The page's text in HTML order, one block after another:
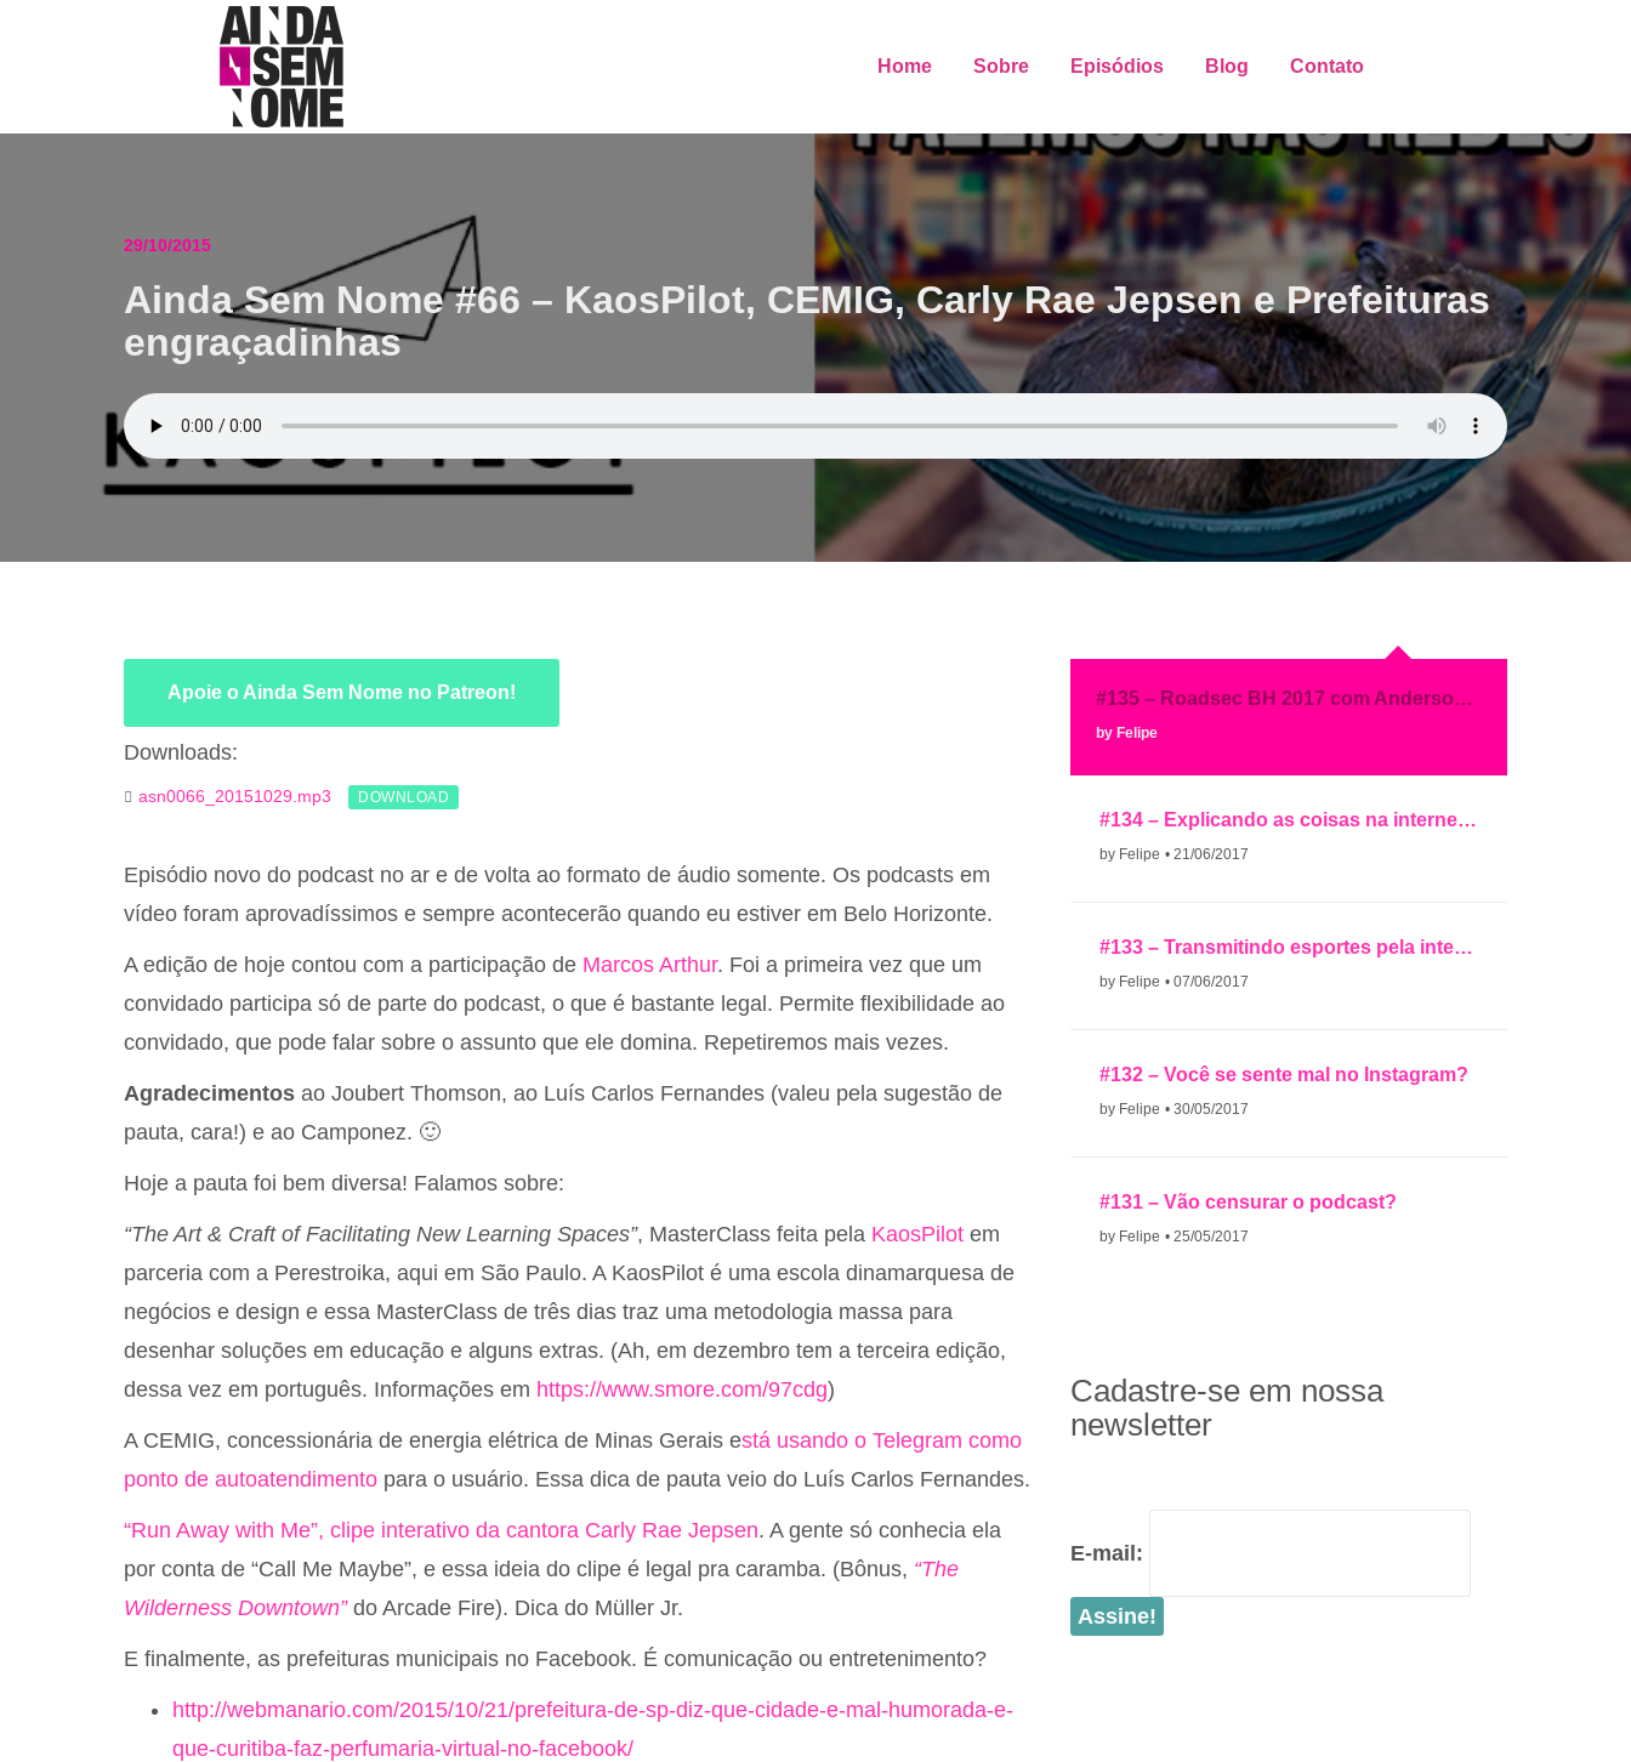
Home Sobre Episódios Blog Contato
29/10/2015
Ainda Sem Nome #66 – KaosPilot, CEMIG, Carly Rae Jepsen e Prefeituras
engraçadinhas
Apoie o Ainda Sem Nome no Patreon!
Downloads:
asn0066_20151029.mp3 DOWNLOAD
Episódio novo do podcast no ar e de volta ao formato de áudio somente. Os podcasts em
vídeo foram aprovadíssimos e sempre acontecerão quando eu estiver em Belo Horizonte.
A edição de hoje contou com a participação de Marcos Arthur. Foi a primeira vez que um
convidado participa só de parte do podcast, o que é bastante legal. Permite flexibilidade ao
convidado, que pode falar sobre o assunto que ele domina. Repetiremos mais vezes.
Agradecimentos ao Joubert Thomson, ao Luís Carlos Fernandes (valeu pela sugestão de
pauta, cara!) e ao Camponez. 🙂
Hoje a pauta foi bem diversa! Falamos sobre:
“The Art & Craft of Facilitating New Learning Spaces”, MasterClass feita pela KaosPilot em
parceria com a Perestroika, aqui em São Paulo. A KaosPilot é uma escola dinamarquesa de
negócios e design e essa MasterClass de três dias traz uma metodologia massa para
desenhar soluções em educação e alguns extras. (Ah, em dezembro tem a terceira edição,
dessa vez em português. Informações em https://www.smore.com/97cdg)
A CEMIG, concessionária de energia elétrica de Minas Gerais está usando o Telegram como
ponto de autoatendimento para o usuário. Essa dica de pauta veio do Luís Carlos Fernandes.
“Run Away with Me”, clipe interativo da cantora Carly Rae Jepsen. A gente só conhecia ela
por conta de “Call Me Maybe”, e essa ideia do clipe é legal pra caramba. (Bônus, “The
Wilderness Downtown”do Arcade Fire). Dica do Müller Jr.
E finalmente, as prefeituras municipais no Facebook. É comunicação ou entretenimento?
http://webmanario.com/2015/10/21/prefeitura-de-sp-diz-que-cidade-e-mal-humorada-e-
que-curitiba-faz-perfumaria-virtual-no-facebook/
#135 – Roadsec BH 2017 com Anderson Ramos
by Felipe
#134 – Explicando as coisas na internet com Diogo Rodriguez
by Felipe • 21/06/2017
#133 – Transmitindo esportes pela internet
by Felipe • 07/06/2017
#132 – Você se sente mal no Instagram?
by Felipe • 30/05/2017
#131 – Vão censurar o podcast?
by Felipe • 25/05/2017
Cadastre-se em nossa
newsletter
E-mail: